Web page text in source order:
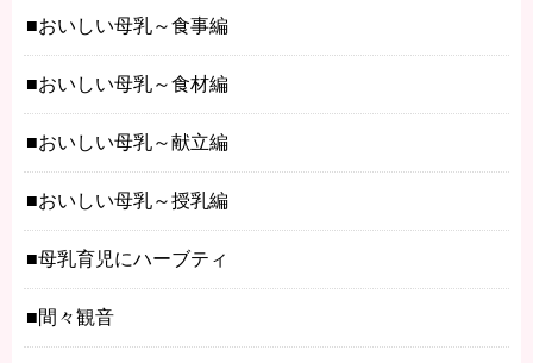
おいしい母乳～食事編
おいしい母乳～食材編
おいしい母乳～献立編
おいしい母乳～授乳編
母乳育児にハーブティ
間々観音